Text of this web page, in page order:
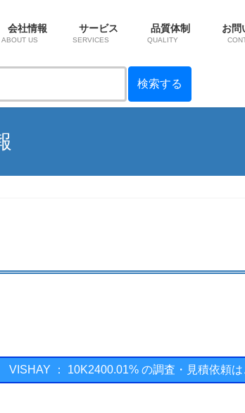
会社情報
ABOUT US
サービス
SERVICES
品質体制
QUALITY
お問
VISHAY ： 10K2400.01% の調査・見積依頼は